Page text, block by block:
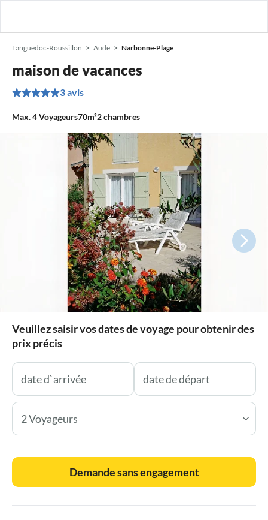
Languedoc-Roussillon Aude Narbonne-Plage
maison de vacances
3 avis
Max.4Voyageurs70m²2chambres
Veuillez saisir vos dates de voyage pour obtenir des
prix précis
2 Voyageurs
Demande sans engagement